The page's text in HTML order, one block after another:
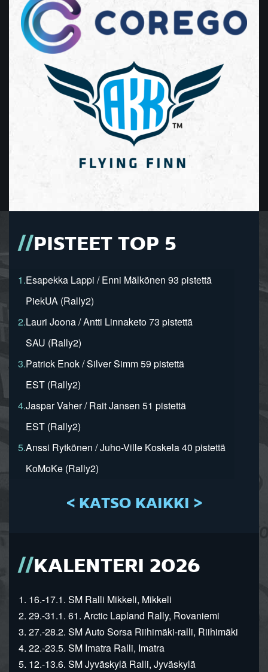
PISTEET TOP 5
1.Esapekka Lappi / Enni Mälkönen 93 pistettä
PiekUA (Rally2)
2.Lauri Joona / Antti Linnaketo 73 pistettä
SAU (Rally2)
3.Patrick Enok / Silver Simm 59 pistettä
EST (Rally2)
4.Jaspar Vaher / Rait Jansen 51 pistettä
EST (Rally2)
5.Anssi Rytkönen / Juho-Ville Koskela 40 pistettä
KoMoKe (Rally2)
< KATSO KAIKKI >
KALENTERI 2026
1. 16.-17.1. SM Ralli Mikkeli, Mikkeli
2. 29.-31.1. 61. Arctic Lapland Rally, Rovaniemi
3. 27.-28.2. SM Auto Sorsa Riihimäki-ralli, Riihimäki
4. 22.-23.5. SM Imatra Ralli, Imatra
5. 12.-13.6. SM Jyväskylä Ralli, Jyväskylä